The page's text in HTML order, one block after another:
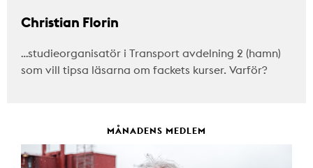
Christian Florin
…studieorganisatör i Transport avdelning 2 (hamn)
som vill tipsa läsarna om fackets kurser. Varför?
MÅNADENS MEDLEM